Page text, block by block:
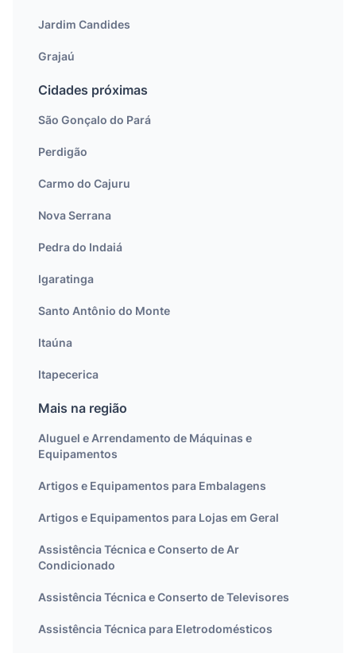
Jardim Candides
Grajaú
Cidades próximas
São Gonçalo do Pará
Perdigão
Carmo do Cajuru
Nova Serrana
Pedra do Indaiá
Igaratinga
Santo Antônio do Monte
Itaúna
Itapecerica
Mais na região
Aluguel e Arrendamento de Máquinas e
Equipamentos
Artigos e Equipamentos para Embalagens
Artigos e Equipamentos para Lojas em Geral
Assistência Técnica e Conserto de Ar
Condicionado
Assistência Técnica e Conserto de Televisores
Assistência Técnica para Eletrodomésticos